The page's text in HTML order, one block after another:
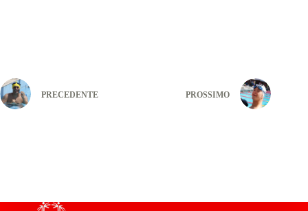
PRECEDENTE PROSSIMO